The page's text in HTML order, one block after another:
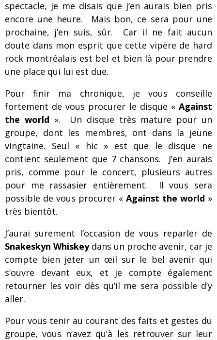
spectacle, je me disais que j’en aurais bien pris
encore une heure. Mais bon, ce sera pour une
prochaine, j’en suis, sûr. Car il ne fait aucun
doute dans mon esprit que cette vipère de hard
rock montréalais est bel et bien là pour prendre
une place qui lui est due.
Pour finir ma chronique, je vous conseille
fortement de vous procurer le disque « Against
the world ». Un disque très mature pour un
groupe, dont les membres, ont dans la jeune
vingtaine. Seul « hic » est que le disque ne
contient seulement que 7 chansons. J’en aurais
pris, comme pour le concert, plusieurs autres
pour me rassasier entièrement. Il vous sera
possible de vous procurer « Against the world »
très bientôt.
J’aurai surement l’occasion de vous reparler de
Snakeskyn Whiskeydans un proche avenir, car je
compte bien jeter un œil sur le bel avenir qui
s’ouvre devant eux, et je compte également
retourner les voir dès qu’il me sera possible d’y
aller.
Pour vous tenir au courant des faits et gestes du
groupe, vous n’avez qu’à les retrouver sur leur